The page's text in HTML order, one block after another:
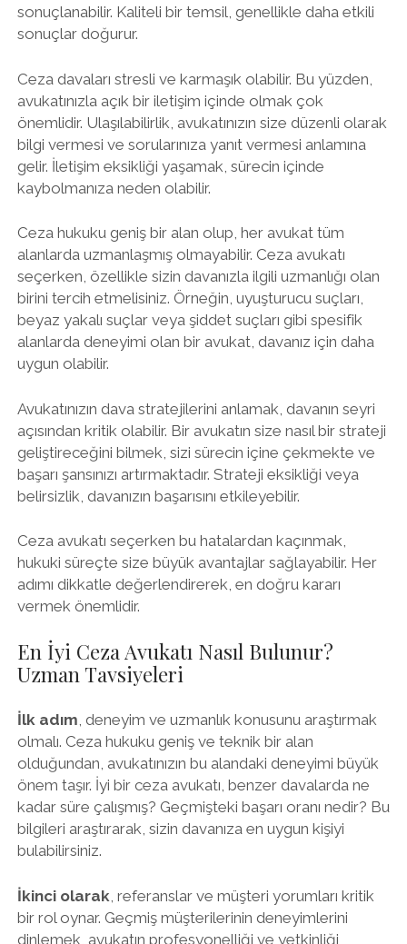
sonuçlanabilir. Kaliteli bir temsil, genellikle daha etkili
sonuçlar doğurur.
Ceza davaları stresli ve karmaşık olabilir. Bu yüzden,
avukatınızla açık bir iletişim içinde olmak çok
önemlidir. Ulaşılabilirlik, avukatınızın size düzenli olarak
bilgi vermesi ve sorularınıza yanıt vermesi anlamına
gelir. İletişim eksikliği yaşamak, sürecin içinde
kaybolmanıza neden olabilir.
Ceza hukuku geniş bir alan olup, her avukat tüm
alanlarda uzmanlaşmış olmayabilir. Ceza avukatı
seçerken, özellikle sizin davanızla ilgili uzmanlığı olan
birini tercih etmelisiniz. Örneğin, uyuşturucu suçları,
beyaz yakalı suçlar veya şiddet suçları gibi spesifik
alanlarda deneyimi olan bir avukat, davanız için daha
uygun olabilir.
Avukatınızın dava stratejilerini anlamak, davanın seyri
açısından kritik olabilir. Bir avukatın size nasıl bir strateji
geliştireceğini bilmek, sizi sürecin içine çekmekte ve
başarı şansınızı artırmaktadır. Strateji eksikliği veya
belirsizlik, davanızın başarısını etkileyebilir.
Ceza avukatı seçerken bu hatalardan kaçınmak,
hukuki süreçte size büyük avantajlar sağlayabilir. Her
adımı dikkatle değerlendirerek, en doğru kararı
vermek önemlidir.
En İyi Ceza Avukatı Nasıl Bulunur?
Uzman Tavsiyeleri
İlk adım, deneyim ve uzmanlık konusunu araştırmak
olmalı. Ceza hukuku geniş ve teknik bir alan
olduğundan, avukatınızın bu alandaki deneyimi büyük
önem taşır. İyi bir ceza avukatı, benzer davalarda ne
kadar süre çalışmış? Geçmişteki başarı oranı nedir? Bu
bilgileri araştırarak, sizin davanıza en uygun kişiyi
bulabilirsiniz.
İkinci olarak , referanslar ve müşteri yorumları kritik
bir rol oynar. Geçmiş müşterilerinin deneyimlerini
dinlemek, avukatın profesyonelliği ve yetkinliği